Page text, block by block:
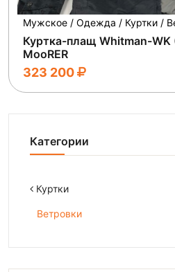
Мужское / Одежда / Куртки /
Куртка-плащ Whitman-WK
MooRER
323 200
Категории
Куртки
Ветровки